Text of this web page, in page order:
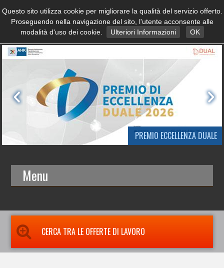
PREMIO ECCELLENZA DUALE
Menu
CERCA TRA LE OFFERTE DI LAVORO
Questo sito utilizza cookie per migliorare la qualità del servizio offerto.
Proseguendo nella navigazione del sito, l'utente acconsente alle
modalità d'uso dei cookie.
Ulteriori Informazioni OK